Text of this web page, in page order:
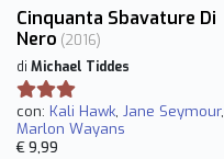
Cinquanta Sbavature Di
Nero (2016)
di Michael Tiddes
con: Kali Hawk, Jane Seymour,
Marlon Wayans
€ 9,99